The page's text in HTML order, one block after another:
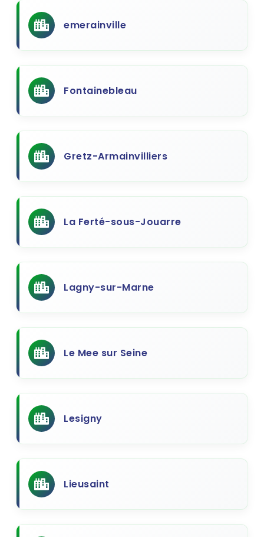
emerainville
Fontainebleau
Gretz-Armainvilliers
La Ferté-sous-Jouarre
Lagny-sur-Marne
Le Mee sur Seine
Lesigny
Lieusaint